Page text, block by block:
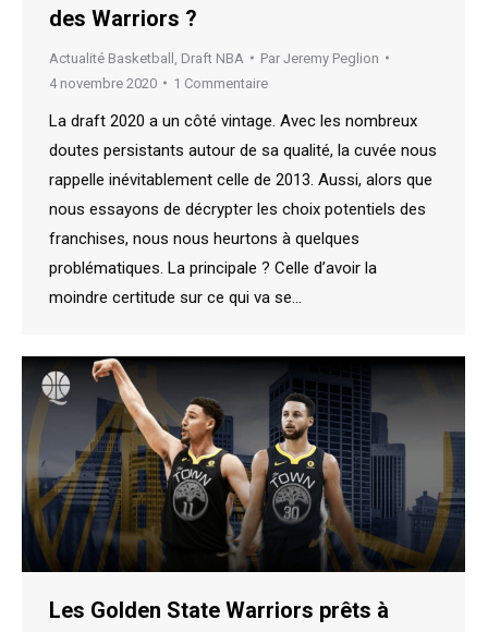
des Warriors ?
Actualité Basketball Draft NBA Par Jeremy Peglion
4 novembre 2020
1 Commentaire
La draft 2020 a un côté vintage. Avec les nombreux
doutes persistants autour de sa qualité, la cuvée nous
rappelle inévitablement celle de 2013. Aussi, alors que
nous essayons de décrypter les choix potentiels des
franchises, nous nous heurtons à quelques
problématiques. La principale ? Celle d’avoir la
moindre certitude sur ce qui va se…
Les Golden State Warriors prêts à